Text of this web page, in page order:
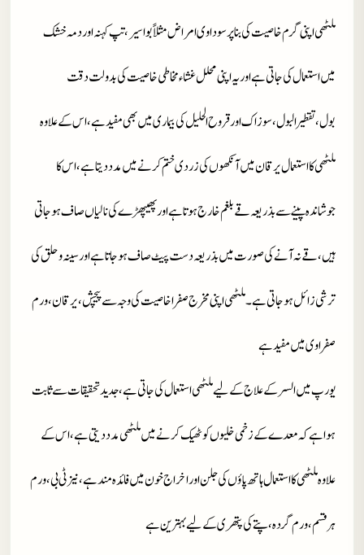
ملٹھی اپنی گرم خاصیت کی بنا پر سوداوی امراض مثلاً بواسیر،تپ کہنہ اور دمہ خشک
میں استعمال کی جاتی ہے اور یہ اپنی محلل غشاء مخاطی خاصیت کی بدولت دقت
بول،تقطیرالبول،سوزاک اور قروح الحلیل کی بیماری میں بھی مفید ہے، اس کے علاوہ
ملٹھی کا استعمال یرقان میں آنکھوں کی زردی ختم کرنے میں مدد دیتا ہے، اس کا
جوشاندہ پینے سے بذریعہ قے بلغم خارج ہوتا ہے اور پھیپھڑے کی نالیاں صاف ہوجاتی
ہیں، قے نہ آنے کی صورت میں بذریعہ دست پیٹ صاف ہوجاتا ہے اور سینہ و حلق کی
ترشی زائل ہوجاتی ہے۔ ملٹھی اپنی مخرج صفرا خاصیت کی وجہ سے پیچش، یرقان، ورم
صفراوی میں مفید ہے
یورپ میں السر کے علاج کے لیے ملٹھی استعمال کی جاتی ہے، جدید تحقیقات سے ثابت
ہوا ہے کہ معدے کے زخمی خلیوں کو ٹھیک کرنے میں ملٹھی مدد دیتی ہے، اس کے
علاوہ ملٹھی کا استعمال ہاتھ پاؤں کی جلن اوراخراج خون میں فائدہ مند ہے، نیزٹی بی،ورم
ہرقسم،ورم گردہ،پتے کی پتھری کے لیے بہترین ہے